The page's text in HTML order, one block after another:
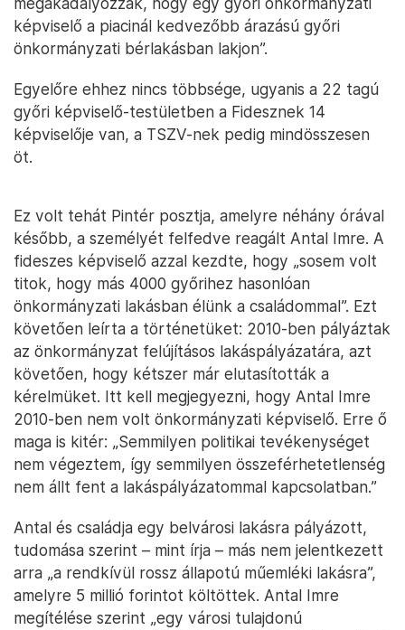
képviselő a piacinál kedvezőbb árazású győri
önkormányzati bérlakásban lakjon”.
Egyelőre ehhez nincs többsége, ugyanis a 22 tagú
győri képviselő-testületben a Fidesznek 14
képviselője van, a TSZV-nek pedig mindösszesen
öt.
Ez volt tehát Pintér posztja, amelyre néhány órával
később, a személyét felfedve reagált Antal Imre. A
fideszes képviselő azzal kezdte, hogy „sosem volt
titok, hogy más 4000 győrihez hasonlóan
önkormányzati lakásban élünk a családommal”. Ezt
követően leírta a történetüket: 2010-ben pályáztak
az önkormányzat felújításos lakáspályázatára, azt
követően, hogy kétszer már elutasították a
kérelmüket. Itt kell megjegyezni, hogy Antal Imre
2010-ben nem volt önkormányzati képviselő. Erre ő
maga is kitér: „Semmilyen politikai tevékenységet
nem végeztem, így semmilyen összeférhetetlenség
nem állt fent a lakáspályázatommal kapcsolatban.”
Antal és családja egy belvárosi lakásra pályázott,
tudomása szerint – mint írja – más nem jelentkezett
arra „a rendkívül rossz állapotú műemléki lakásra”,
amelyre 5 millió forintot költöttek. Antal Imre
megítélése szerint „egy városi tulajdonú